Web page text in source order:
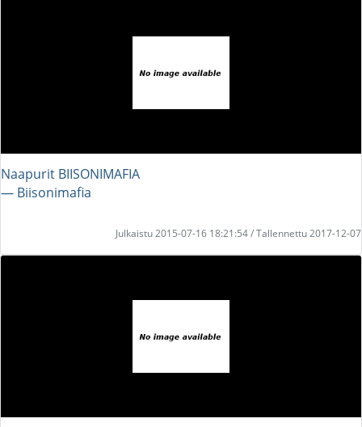
Naapurit BIISONIMAFIA
― Biisonimafia
Julkaistu 2015-07-16 18:21:54 / Tallennettu 2017-12-07